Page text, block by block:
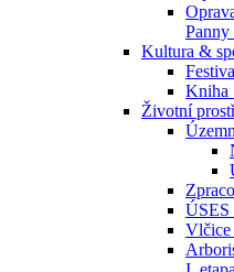
Kultura &
Kniha
Životní
ÚSES
Vlčice